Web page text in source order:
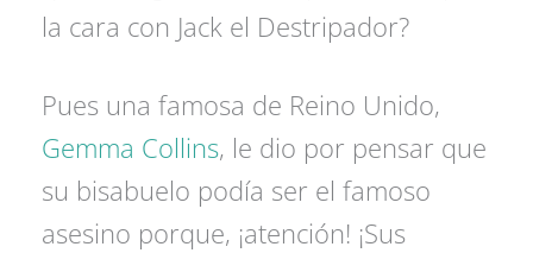
la cara con Jack el Destripador?
Pues una famosa de Reino Unido,
Gemma Collins, le dio por pensar que
su bisabuelo podía ser el famoso
asesino porque, ¡atención! ¡Sus